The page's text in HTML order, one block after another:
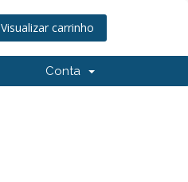
Visualizar carrinho
Conta